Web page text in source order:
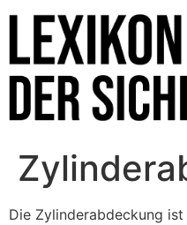
Die Zylinderabdeckung